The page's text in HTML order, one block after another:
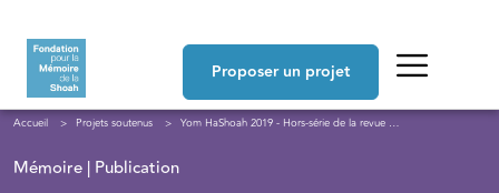
Proposer un projet
Fil d'Ariane
Accueil Projets soutenus Yom HaShoah 2019 - Hors-série de la revue Tenou’a
Mémoire | Publication